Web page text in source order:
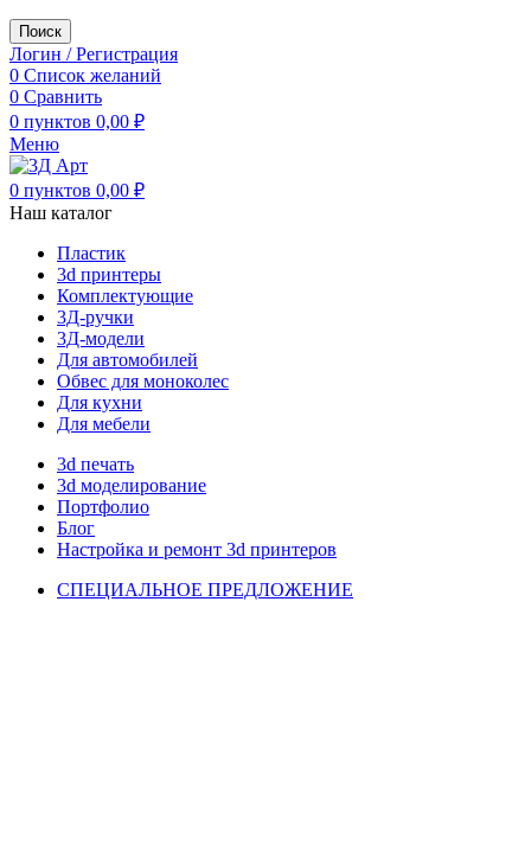
Поиск
Логин / Регистрация
0 Список желаний
0 Сравнить
0 пунктов 0,00 ₽
Меню
0 пунктов 0,00 ₽
Наш каталог
Пластик
3d принтеры
Комплектующие
3Д-ручки
3Д-модели
Для автомобилей
Обвес для моноколес
Для кухни
Для мебели
3d печать
3d моделирование
Портфолио
Блог
Настройка и ремонт 3d принтеров
СПЕЦИАЛЬНОЕ ПРЕДЛОЖЕНИЕ